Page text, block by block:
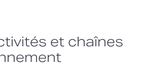
et chaînes